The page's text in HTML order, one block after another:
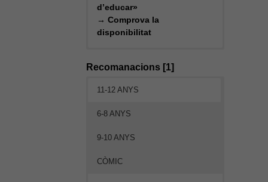
d’educar»
→ Comprova la
disponibilitat
Recomanacions [1]
11-12 ANYS
6-8 ANYS
9-10 ANYS
CÒMIC